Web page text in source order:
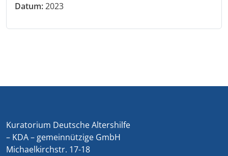
Datum:2023
Kuratorium Deutsche Altershilfe
– KDA – gemeinnützige GmbH
Michaelkirchstr. 17-18